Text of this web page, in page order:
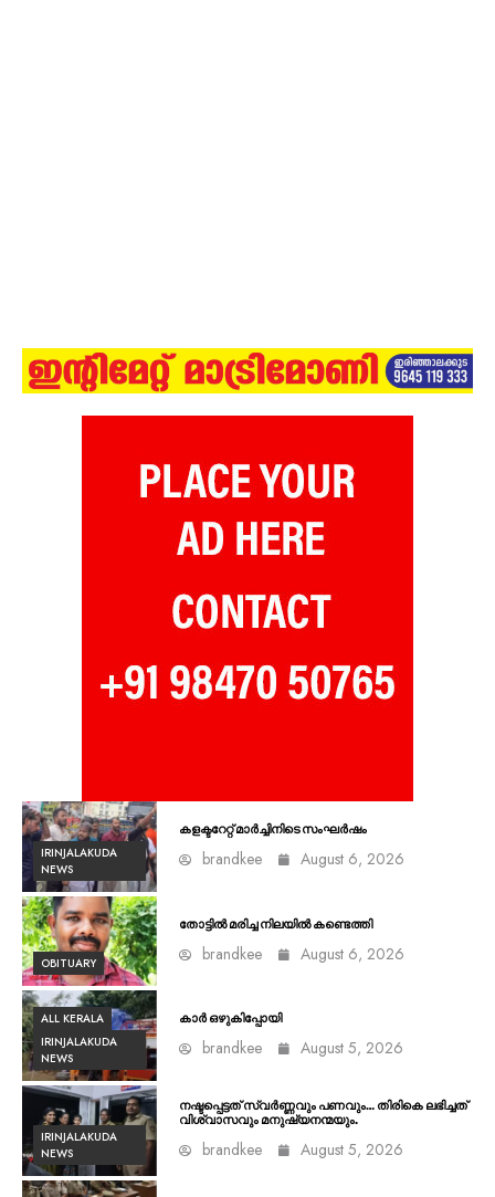
IRINJALAKUDA
NEWS
കളക്ടറേറ്റ് മാർച്ചിനിടെ സംഘർഷം
brandkee August 6, 2026
OBITUARY
തോട്ടിൽ മരിച്ച നിലയിൽ കണ്ടെത്തി
brandkee August 6, 2026
ALL KERALA
IRINJALAKUDA
NEWS
കാർ ഒഴുകിപ്പോയി
brandkee August 5, 2026
IRINJALAKUDA
NEWS
നഷ്ടപ്പെട്ടത് സ്വർണ്ണവും പണവും… തിരികെ ലഭിച്ചത്
വിശ്വാസവും മനുഷ്യനന്മയും.
brandkee August 5, 2026